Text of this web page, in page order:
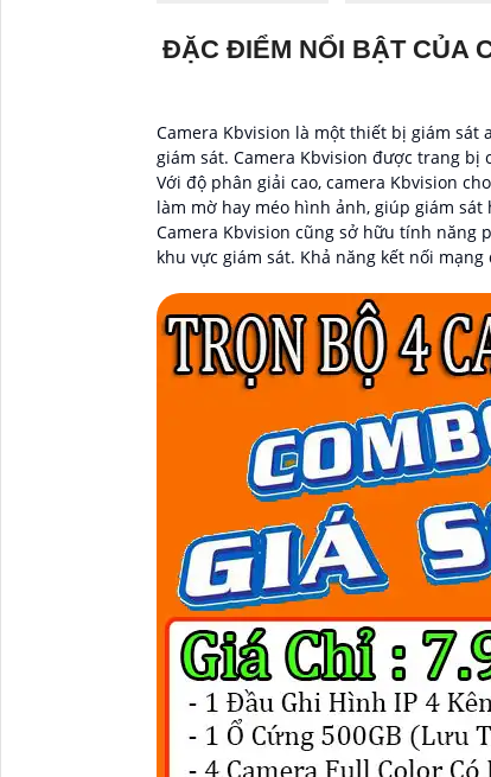
ĐẶC ĐIỂM NỔI BẬT CỦA
Camera Kbvision là một thiết bị giám
giám sát. Camera Kbvision được trang
Với độ phân giải cao, camera Kbvision
làm mờ hay méo hình ảnh, giúp giám sát
Camera Kbvision cũng sở hữu tính năng
khu vực giám sát. Khả năng kết nối